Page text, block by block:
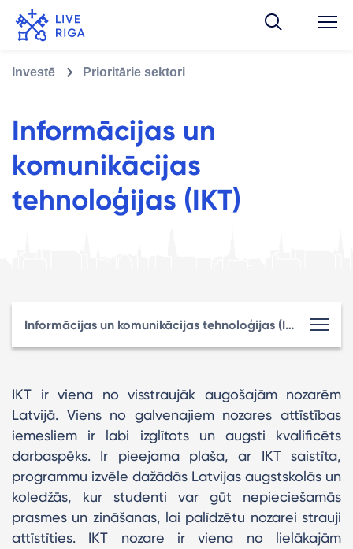
Investē Prioritārie sektori
Informācijas un
komunikācijas
tehnoloģijas (IKT)
Informācijas un komunikācijas tehnoloģijas (IKT)
IKT ir viena no visstraujāk augošajām nozarēm
Latvijā. Viens no galvenajiem nozares attīstības
iemesliem ir labi izglītots un augsti kvalificēts
darbaspēks. Ir pieejama plaša, ar IKT saistīta,
programmu izvēle dažādās Latvijas augstskolās un
koledžās, kur studenti var gūt nepieciešamās
prasmes un zināšanas, lai palīdzētu nozarei strauji
attīstīties. IKT nozare ir viena no lielākajām